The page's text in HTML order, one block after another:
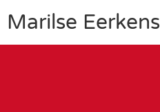
Marilse Eerkens